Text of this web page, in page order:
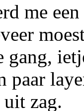
me
paar
uit zag.